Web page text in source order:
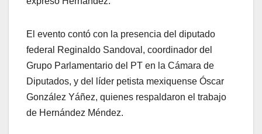
El evento contó con la presencia del diputado
federal Reginaldo Sandoval, coordinador del
Grupo Parlamentario del PT en la Cámara de
Diputados, y del líder petista mexiquense Óscar
González Yáñez, quienes respaldaron el trabajo
de Hernández Méndez.